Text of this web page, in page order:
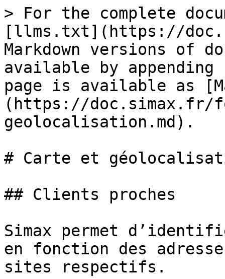
> For the complete
[llms.txt](https://
Markdown versions of
available by
page is available as
(https://doc.simax.fr/
geolocalisation.md).
# Carte et
## Clients proches
Simax permet
en fonction des
sites respectifs.